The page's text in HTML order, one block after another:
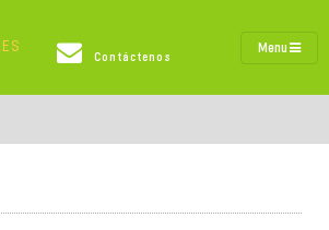
Contáctenos
Menu